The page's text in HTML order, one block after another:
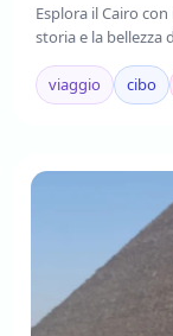
Esplora il Cairo
storia e la bellezza
completa. Leggi ora!
viaggio
cibo